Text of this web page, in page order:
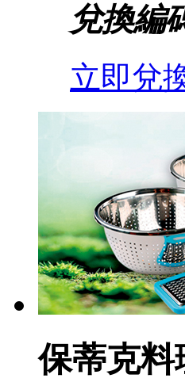
兌換編
立即兌
保蒂克料